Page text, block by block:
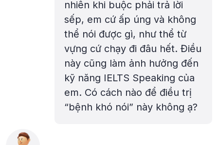
nhiên khi buộc phải trả lời
sếp, em cứ ấp úng và không
thể nói được gì, như thể từ
vựng cứ chạy đi đâu hết. Điều
này cũng làm ảnh hưởng đến
kỹ năng IELTS Speaking của
em. Có cách nào để điều trị
“bệnh khó nói” này không ạ?